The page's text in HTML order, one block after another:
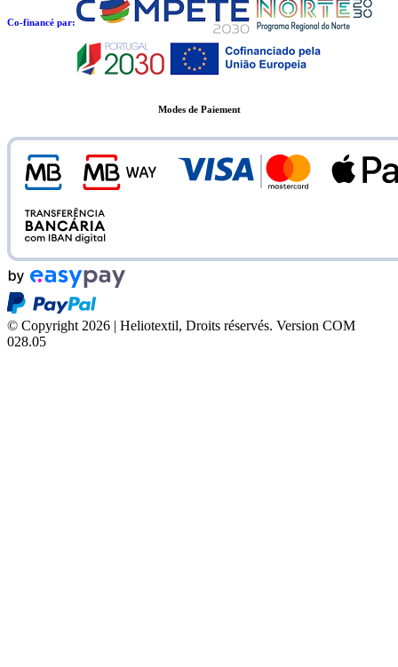
Co-financé par:
Modes de Paiement
© Copyright 2026 | Heliotextil, Droits réservés. Version COM
028.05